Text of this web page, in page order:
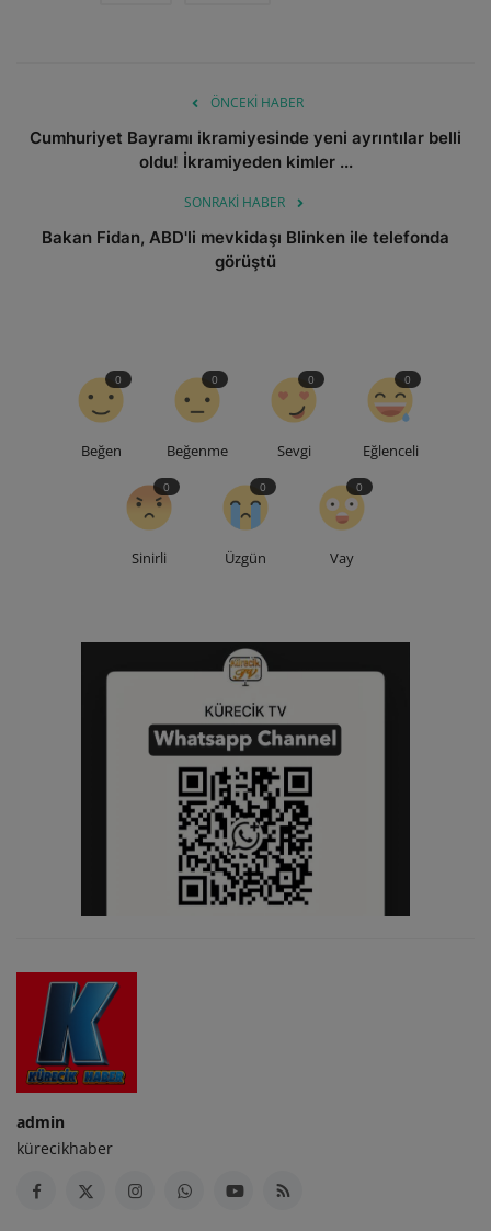
ÖNCEKI HABER
Cumhuriyet Bayramı ikramiyesinde yeni ayrıntılar belli
oldu! İkramiyeden kimler ...
SONRAKI HABER
Bakan Fidan, ABD'li mevkidaşı Blinken ile telefonda
görüştü
Beğen
0
Beğenme
0
Sevgi
0
Eğlenceli
0
Sinirli
0
Üzgün
0
Vay
0
admin
kürecikhaber